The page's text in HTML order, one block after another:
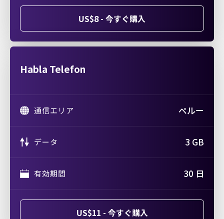
US$8 - 今すぐ購入
Habla Telefon
通信エリア ペルー
データ 3 GB
有効期間 30 日
US$11 - 今すぐ購入